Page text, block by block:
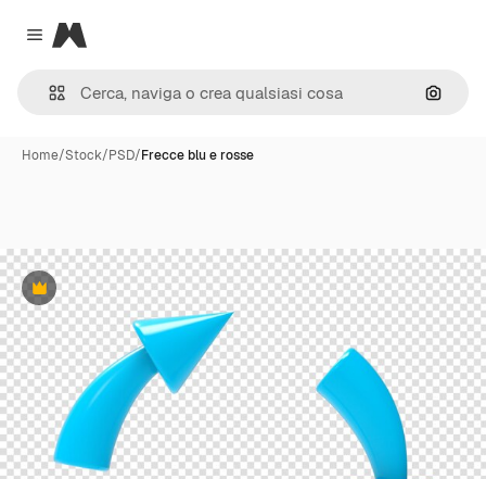
Close menu
Magnific
Cerca
Home/Stock/PSD/Frecce blu e rosse
Premium